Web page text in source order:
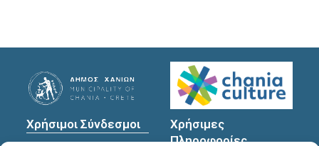
Χρήσιμοι Σύνδεσμοι
Χρήσιμες
Πληροφορίες